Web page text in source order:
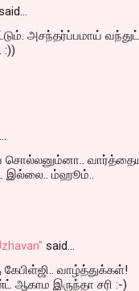
அசந்தர்ப்பமாய்
:))
இல்லை.. ம்ஹூம்..
said…
கேபிள்ஜி.. வாழ்த்துக்கள்!
ஆகாம இருந்தா சரி :-)